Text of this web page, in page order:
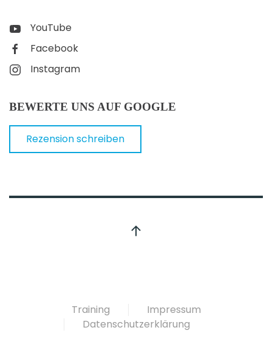
YouTube
Facebook
Instagram
BEWERTE UNS AUF GOOGLE
Rezension schreiben
Training
Impressum
Datenschutzerklärung